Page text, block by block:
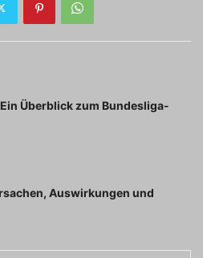
Überblick zum Bundesliga-
Auswirkungen und